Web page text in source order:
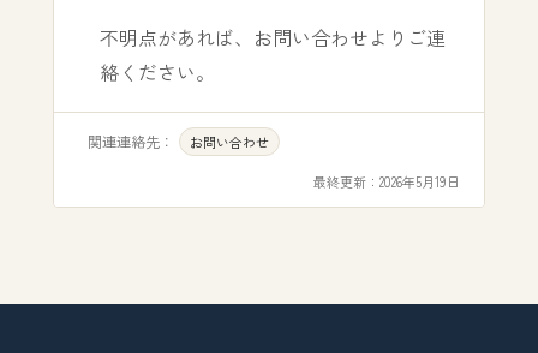
不明点があれば、お問い合わせよりご連
絡ください。
関連連絡先： お問い合わせ
最終更新： 2026年5月19日